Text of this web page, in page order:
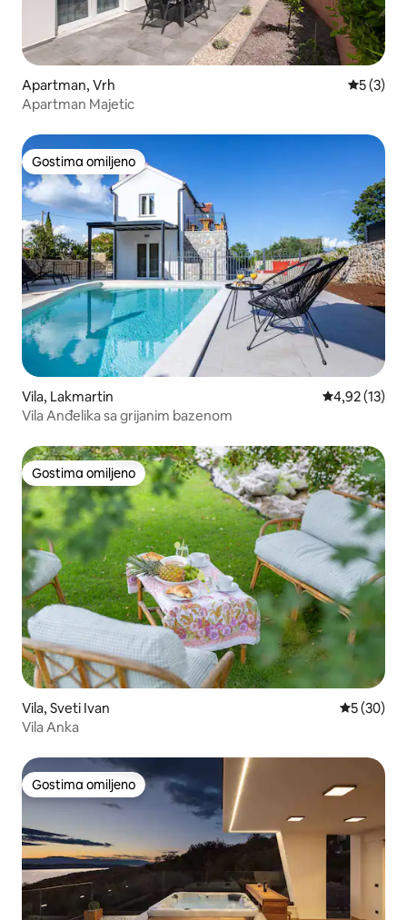
Apartman, Vrh
5 (3)
Apartman Majetic
Gostima omiljeno
Gostima omiljeno
Vila, Lakmartin Prosečna
4,92 (13)
Vila Anđelika sa grijanim bazenom
Gostima omiljeno
Gostima omiljeno
Vila, Sveti Ivan Prosečna
5 (30)
Vila Anka
Gostima omiljeno
Gostima omiljeno